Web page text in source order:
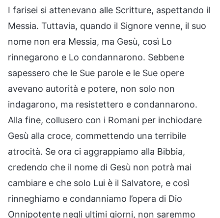
I farisei si attenevano alle Scritture, aspettando il
Messia. Tuttavia, quando il Signore venne, il suo
nome non era Messia, ma Gesù, così Lo
rinnegarono e Lo condannarono. Sebbene
sapessero che le Sue parole e le Sue opere
avevano autorità e potere, non solo non
indagarono, ma resistettero e condannarono.
Alla fine, collusero con i Romani per inchiodare
Gesù alla croce, commettendo una terribile
atrocità. Se ora ci aggrappiamo alla Bibbia,
credendo che il nome di Gesù non potrà mai
cambiare e che solo Lui è il Salvatore, e così
rinneghiamo e condanniamo l’opera di Dio
Onnipotente negli ultimi giorni, non saremmo